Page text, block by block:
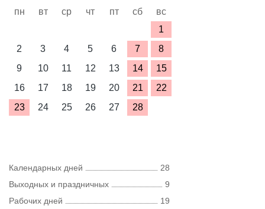
пн вт ср чт пт сб
вс
1
2
3 4 5 6 7
8
9
10 11 12 13 14
15
16
17 18 19 20 21
22
23
24 25 26 27 28
Календарных дней
28
Выходных и праздничных
9
Рабочих дней
19